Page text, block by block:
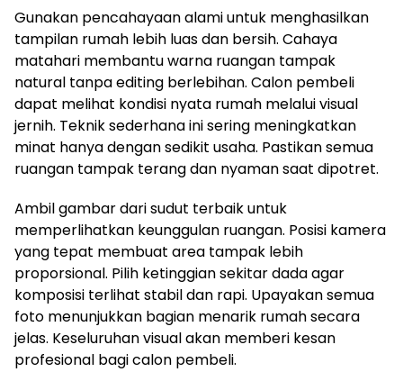
Gunakan pencahayaan alami untuk menghasilkan
tampilan rumah lebih luas dan bersih. Cahaya
matahari membantu warna ruangan tampak
natural tanpa editing berlebihan. Calon pembeli
dapat melihat kondisi nyata rumah melalui visual
jernih. Teknik sederhana ini sering meningkatkan
minat hanya dengan sedikit usaha. Pastikan semua
ruangan tampak terang dan nyaman saat dipotret.
Ambil gambar dari sudut terbaik untuk
memperlihatkan keunggulan ruangan. Posisi kamera
yang tepat membuat area tampak lebih
proporsional. Pilih ketinggian sekitar dada agar
komposisi terlihat stabil dan rapi. Upayakan semua
foto menunjukkan bagian menarik rumah secara
jelas. Keseluruhan visual akan memberi kesan
profesional bagi calon pembeli.